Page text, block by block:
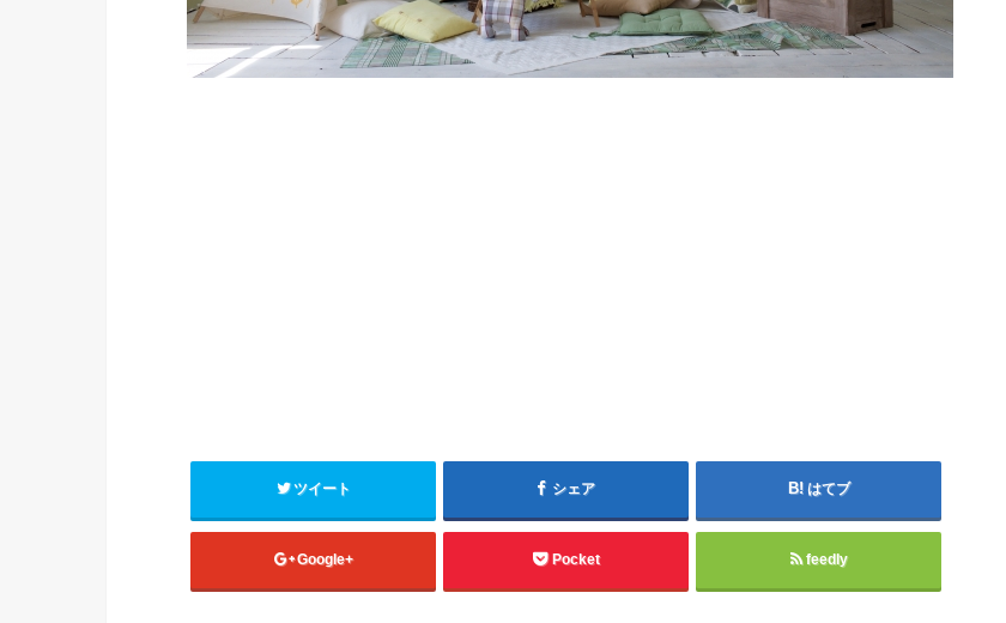
ツイート シェア はてブ
Google+ Pocket feedly